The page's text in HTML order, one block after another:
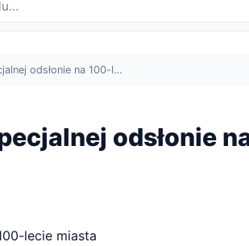
odsłonie na 100-l…
odsłonie